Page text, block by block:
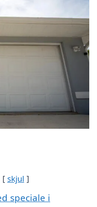
skjul
speciale i